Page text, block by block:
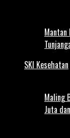
Mantan
SKI Kesehatan
Maling
Juta